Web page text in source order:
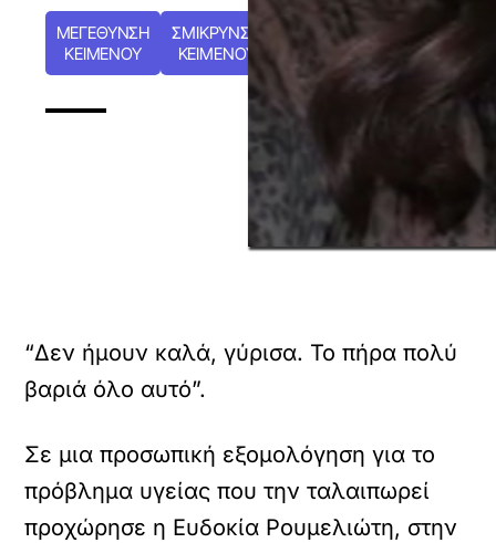
ΜΕΓΕΘΥΝΣΗ
ΚΕΙΜΕΝΟΥ
ΣΜΙΚΡΥΝΣΗ
ΚΕΙΜΕΝΟΥ
“Δεν ήμουν καλά, γύρισα. Το πήρα πολύ
βαριά όλο αυτό”.
Σε μια προσωπική εξομολόγηση για το
πρόβλημα υγείας που την ταλαιπωρεί
προχώρησε η Ευδοκία Ρουμελιώτη, στην